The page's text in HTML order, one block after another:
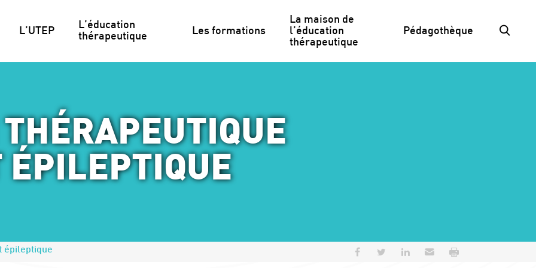
L’UTEP
L’éducation
thérapeutique
Les formations
La maison de
l’éducation
thérapeutique
Pédagothèque
ÉPILEPTIQUE
épileptique Partager sur Facebook
Partager sur Twitter
Partager sur LinkedIn
Envoyer par e-mail